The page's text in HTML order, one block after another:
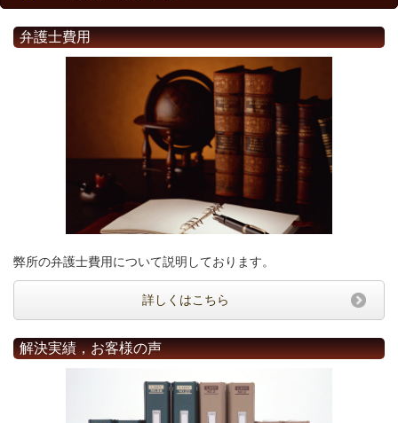
弁護士費用
弊所の弁護士費用について説明しております。
詳しくはこちら
解決実績，お客様の声